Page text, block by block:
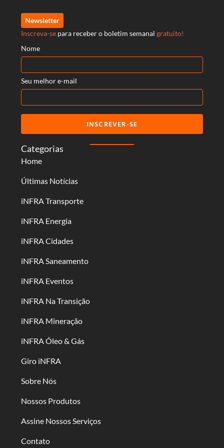
Categorias
Home
Últimas Notícias
iNFRA Transporte
iNFRA Energia
iNFRA Cidades
iNFRA Saneamento
iNFRA Eventos
iNFRA Na Transição
iNFRA Mineração
iNFRA Óleo & Gás
Giro iNFRA
Sobre Nós
Nossos Produtos
Assine Nossos Serviços
Contato
Newsletter
Inscreva-se para receber o boletim semanal gratuito!
Nome
Seu melhor e-mail
INSCREVER-SE